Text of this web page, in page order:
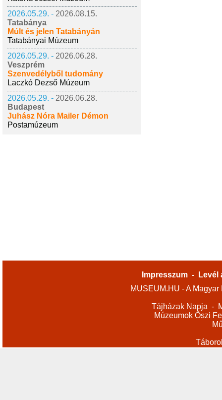
2026.05.29. - 2026.08.15.
Tatabánya
Múlt és jelen Tatabányán
Tatabányai Múzeum
2026.05.29. - 2026.06.28.
Veszprém
Szenvedélyből tudomány
Laczkó Dezső Múzeum
2026.05.29. - 2026.06.28.
Budapest
Juhász Nóra Mailer Démon
Postamúzeum
Impresszum -
Levél
MUSEUM.HU - A
Tájházak Napja -
Múzeumok Őszi